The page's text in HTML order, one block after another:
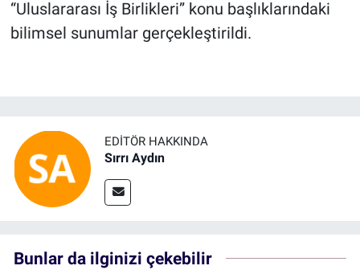
“Uluslararası İş Birlikleri” konu başlıklarındaki
bilimsel sunumlar gerçekleştirildi.
EDITÖR HAKKINDA
Sırrı Aydın
Bunlar da ilginizi çekebilir